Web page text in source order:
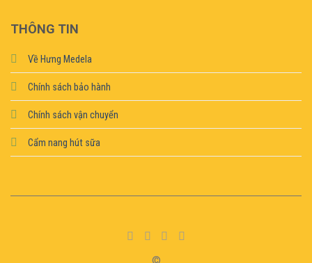
THÔNG TIN
Về Hưng Medela
Chính sách bảo hành
Chính sách vận chuyển
Cẩm nang hút sữa